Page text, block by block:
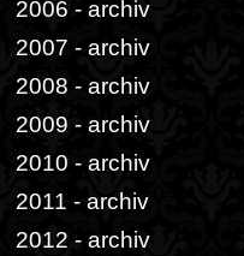
2006 - archiv
2007 - archiv
2008 - archiv
2009 - archiv
2010 - archiv
2011 - archiv
2012 - archiv